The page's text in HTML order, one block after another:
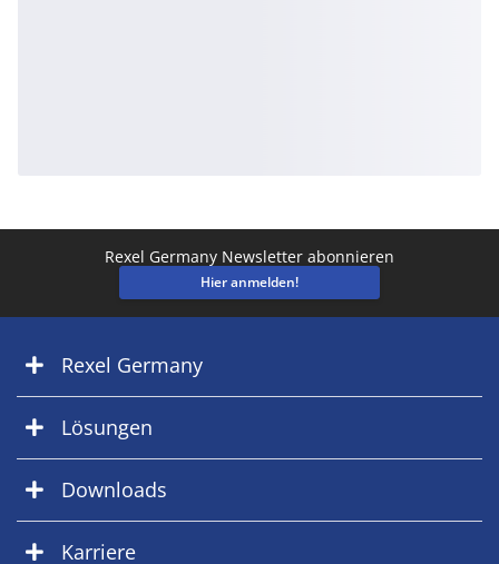
Rexel Germany Newsletter abonnieren
Hier anmelden!
Rexel Germany
Lösungen
Downloads
Karriere